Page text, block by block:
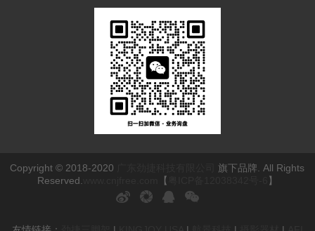
Copyright © 2018-2020
旗下品牌. All Rights
Reserved.
【 】